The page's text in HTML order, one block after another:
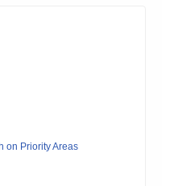
on Priority Areas